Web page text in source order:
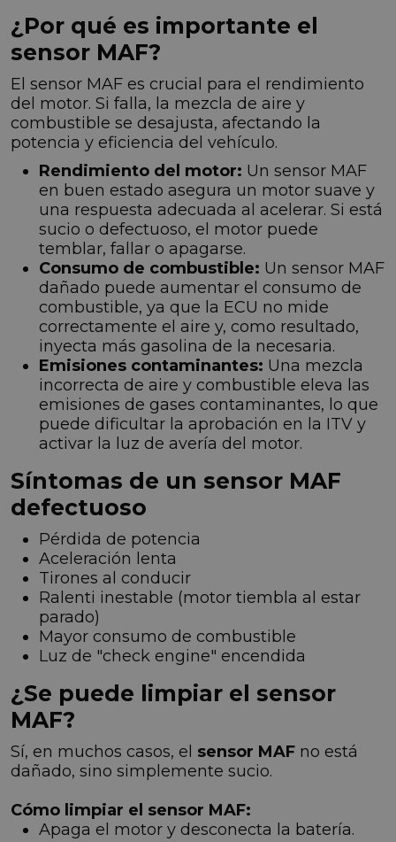
¿Por qué es importante el
sensor MAF?
El sensor MAF es crucial para el rendimiento
del motor. Si falla, la mezcla de aire y
combustible se desajusta, afectando la
potencia y eficiencia del vehículo.
Rendimiento del motor: Un sensor MAF
en buen estado asegura un motor suave y
una respuesta adecuada al acelerar. Si está
sucio o defectuoso, el motor puede
temblar, fallar o apagarse.
Consumo de combustible: Un sensor MAF
dañado puede aumentar el consumo de
combustible, ya que la ECU no mide
correctamente el aire y, como resultado,
inyecta más gasolina de la necesaria.
Emisiones contaminantes: Una mezcla
incorrecta de aire y combustible eleva las
emisiones de gases contaminantes, lo que
puede dificultar la aprobación en la ITV y
activar la luz de avería del motor.
Síntomas de un sensor MAF
defectuoso
Pérdida de potencia
Aceleración lenta
Tirones al conducir
Ralenti inestable (motor tiembla al estar
parado)
Mayor consumo de combustible
Luz de "check engine" encendida
¿Se puede limpiar el sensor
MAF?
Sí, en muchos casos, el sensor MAF no está
dañado, sino simplemente sucio.
Cómo limpiar el sensor MAF:
Apaga el motor y desconecta la batería.